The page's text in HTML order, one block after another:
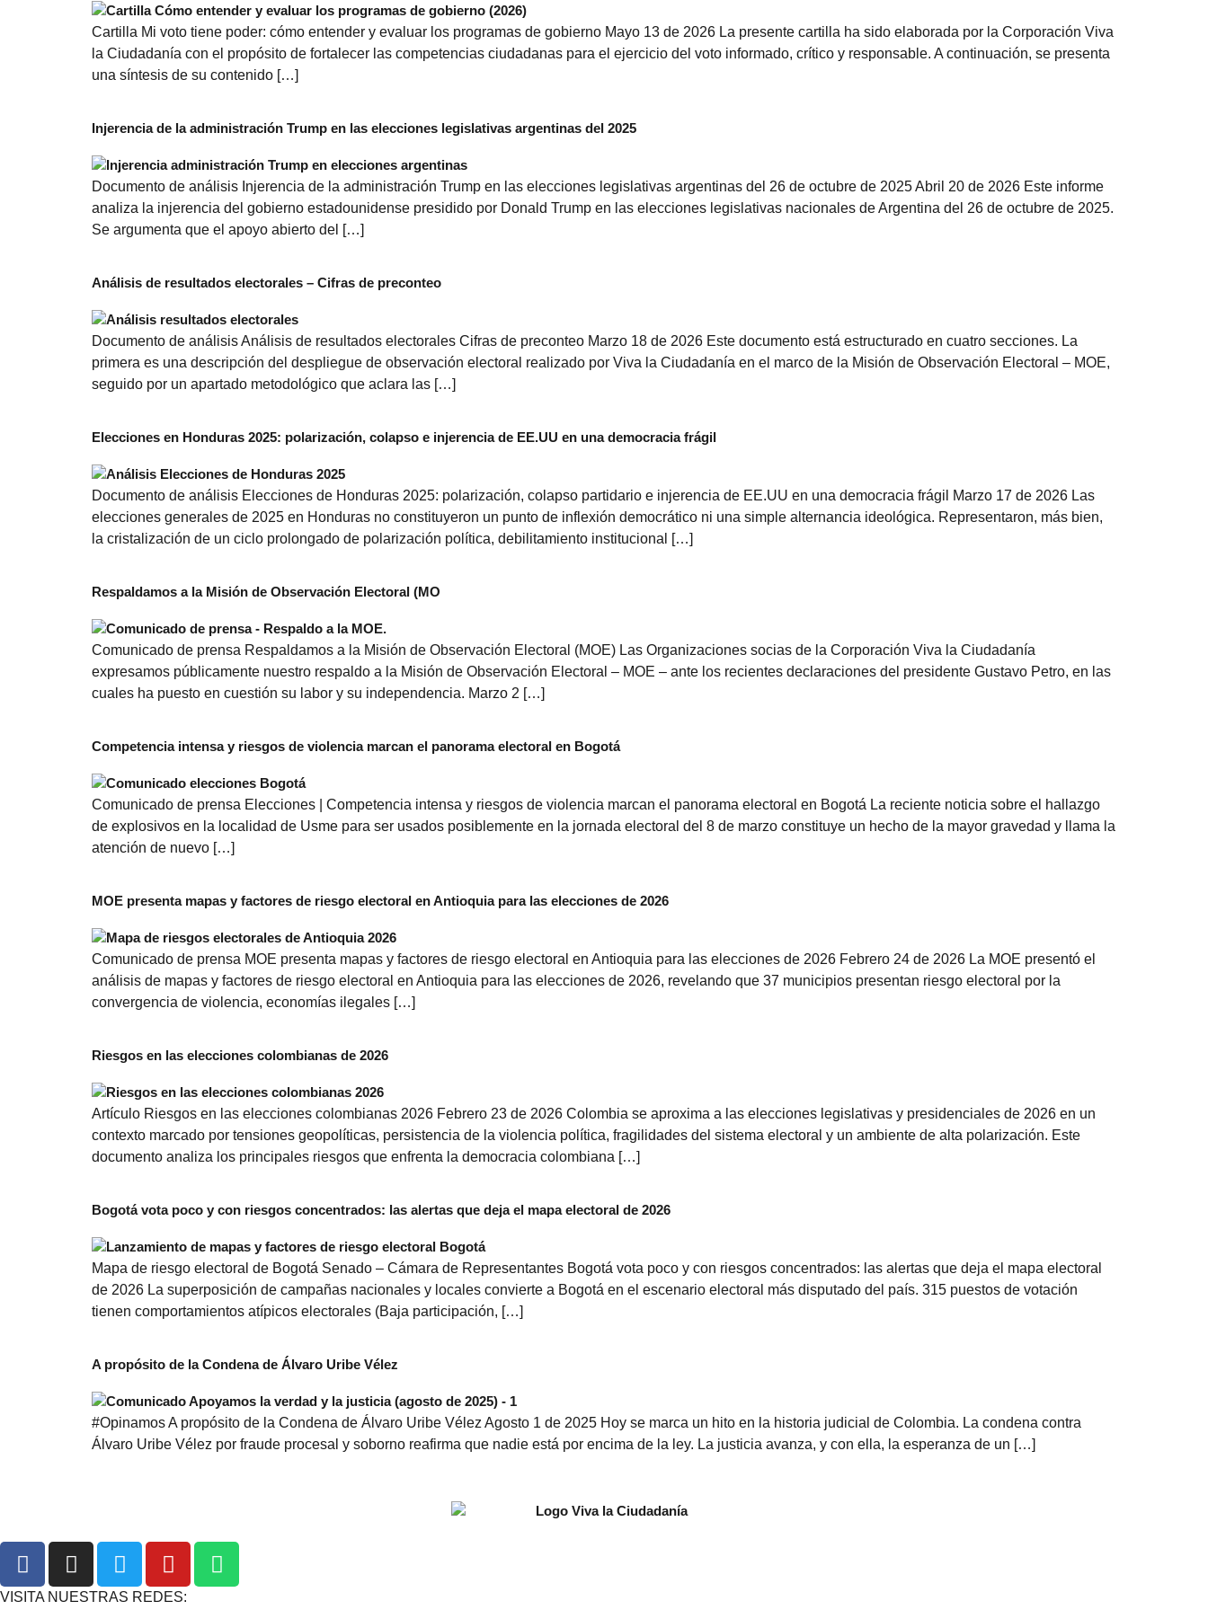
Cartilla Mi voto tiene poder: cómo entender y evaluar los programas de gobierno Mayo 13 de 2026 La presente cartilla ha sido elaborada por la Corporación Viva
la Ciudadanía con el propósito de fortalecer las competencias ciudadanas para el ejercicio del voto informado, crítico y responsable. A continuación, se presenta
una síntesis de su contenido […]
Injerencia de la administración Trump en las elecciones legislativas argentinas del 2025
Documento de análisis Injerencia de la administración Trump en las elecciones legislativas argentinas del 26 de octubre de 2025 Abril 20 de 2026 Este informe
analiza la injerencia del gobierno estadounidense presidido por Donald Trump en las elecciones legislativas nacionales de Argentina del 26 de octubre de 2025.
Se argumenta que el apoyo abierto del […]
Análisis de resultados electorales – Cifras de preconteo
Documento de análisis Análisis de resultados electorales Cifras de preconteo Marzo 18 de 2026 Este documento está estructurado en cuatro secciones. La
primera es una descripción del despliegue de observación electoral realizado por Viva la Ciudadanía en el marco de la Misión de Observación Electoral – MOE,
seguido por un apartado metodológico que aclara las […]
Elecciones en Honduras 2025: polarización, colapso e injerencia de EE.UU en una democracia frágil
Documento de análisis Elecciones de Honduras 2025: polarización, colapso partidario e injerencia de EE.UU en una democracia frágil Marzo 17 de 2026 Las
elecciones generales de 2025 en Honduras no constituyeron un punto de inflexión democrático ni una simple alternancia ideológica. Representaron, más bien,
la cristalización de un ciclo prolongado de polarización política, debilitamiento institucional […]
Respaldamos a la Misión de Observación Electoral (MO
Comunicado de prensa Respaldamos a la Misión de Observación Electoral (MOE) Las Organizaciones socias de la Corporación Viva la Ciudadanía
expresamos públicamente nuestro respaldo a la Misión de Observación Electoral – MOE – ante los recientes declaraciones del presidente Gustavo Petro, en las
cuales ha puesto en cuestión su labor y su independencia. Marzo 2 […]
Competencia intensa y riesgos de violencia marcan el panorama electoral en Bogotá
Comunicado de prensa Elecciones | Competencia intensa y riesgos de violencia marcan el panorama electoral en Bogotá La reciente noticia sobre el hallazgo
de explosivos en la localidad de Usme para ser usados posiblemente en la jornada electoral del 8 de marzo constituye un hecho de la mayor gravedad y llama la
atención de nuevo […]
MOE presenta mapas y factores de riesgo electoral en Antioquia para las elecciones de 2026
Comunicado de prensa MOE presenta mapas y factores de riesgo electoral en Antioquia para las elecciones de 2026 Febrero 24 de 2026 La MOE presentó el
análisis de mapas y factores de riesgo electoral en Antioquia para las elecciones de 2026, revelando que 37 municipios presentan riesgo electoral por la
convergencia de violencia, economías ilegales […]
Riesgos en las elecciones colombianas de 2026
Artículo Riesgos en las elecciones colombianas 2026 Febrero 23 de 2026 Colombia se aproxima a las elecciones legislativas y presidenciales de 2026 en un
contexto marcado por tensiones geopolíticas, persistencia de la violencia política, fragilidades del sistema electoral y un ambiente de alta polarización. Este
documento analiza los principales riesgos que enfrenta la democracia colombiana […]
Bogotá vota poco y con riesgos concentrados: las alertas que deja el mapa electoral de 2026
Mapa de riesgo electoral de Bogotá Senado – Cámara de Representantes Bogotá vota poco y con riesgos concentrados: las alertas que deja el mapa electoral
de 2026 La superposición de campañas nacionales y locales convierte a Bogotá en el escenario electoral más disputado del país. 315 puestos de votación
tienen comportamientos atípicos electorales (Baja participación, […]
A propósito de la Condena de Álvaro Uribe Vélez
#Opinamos A propósito de la Condena de Álvaro Uribe Vélez Agosto 1 de 2025 Hoy se marca un hito en la historia judicial de Colombia. La condena contra
Álvaro Uribe Vélez por fraude procesal y soborno reafirma que nadie está por encima de la ley. La justicia avanza, y con ella, la esperanza de un […]
VISITA NUESTRAS REDES: